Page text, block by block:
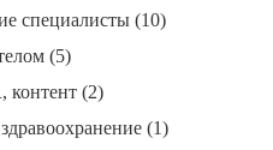
специалисты (10)
(5)
контент (2)
(1)